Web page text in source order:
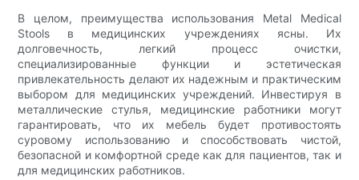
В целом, преимущества использования Metal Medical
Stools в медицинских учреждениях ясны. Их
долговечность, легкий процесс очистки,
специализированные функции и эстетическая
привлекательность делают их надежным и практическим
выбором для медицинских учреждений. Инвестируя в
металлические стулья, медицинские работники могут
гарантировать, что их мебель будет противостоять
суровому использованию и способствовать чистой,
безопасной и комфортной среде как для пациентов, так и
для медицинских работников.